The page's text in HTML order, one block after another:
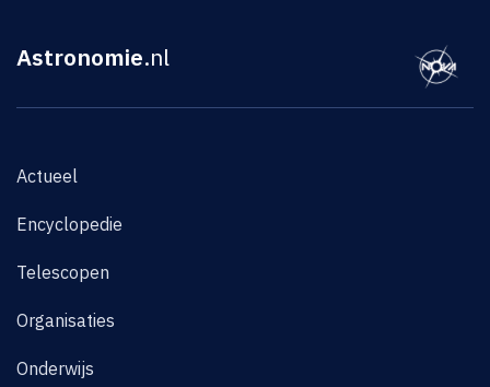
Astronomie.nl
Actueel
Encyclopedie
Telescopen
Organisaties
Onderwijs